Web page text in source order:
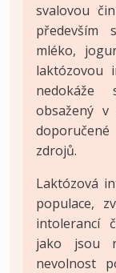
svalovou
především
mléko,
laktózovou
obsažený
zdrojů.
Laktózová
populace,
intolerancí
jako jsou
nevolnost